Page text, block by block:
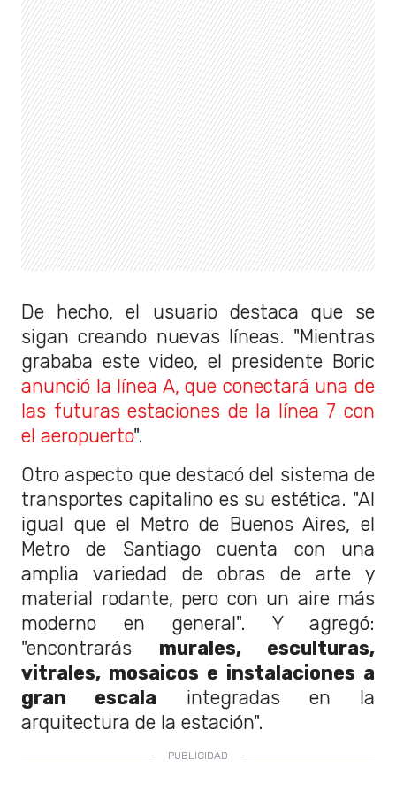
De hecho, el usuario destaca que se
sigan creando nuevas líneas. "Mientras
grababa este video, el presidente Boric
anunció la línea A, que conectará una de
las futuras estaciones de la línea 7 con
el aeropuerto".
Otro aspecto que destacó del sistema de
transportes capitalino es su estética. "Al
igual que el Metro de Buenos Aires, el
Metro de Santiago cuenta con una
amplia variedad de obras de arte y
material rodante, pero con un aire más
moderno en general". Y agregó:
"encontrarás murales, esculturas,
vitrales, mosaicos e instalaciones a
gran escala integradas en la
arquitectura de la estación".